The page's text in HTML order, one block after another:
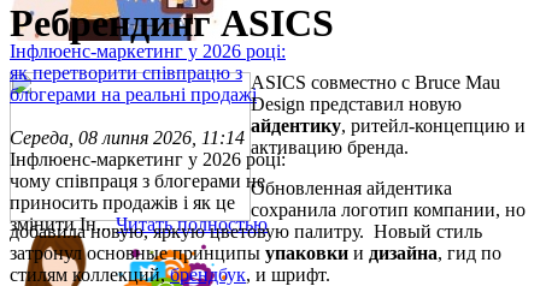
Інфлюенс-маркетинг у 2026 році:
як перетворити співпрацю з
блогерами на реальні продажі
Середа, 08 липня 2026, 11:14
Інфлюенс-маркетинг у 2026 році:
чому співпраця з блогерами не
приносить продажів і як це
змінити Ін...Читать полностью
Ребрендинг ASICS
ASICS совместно с Bruce Mau
Design представил новую
айдентику, ритейл-концепцию и
активацию бренда.
Обновленная айдентика
сохранила логотип компании, но
добавила новую, яркую цветовую палитру. Новый стиль
затронул основные принципы упаковки и дизайна, гид по
стилям коллекций,брендбук, и шрифт.